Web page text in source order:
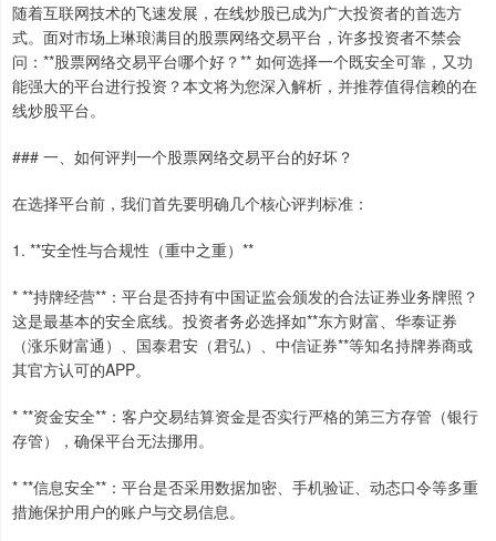
随着互联网技术的飞速发展，在线炒股已成为广大投资者的首选方
式。面对市场上琳琅满目的股票网络交易平台，许多投资者不禁会
问：**股票网络交易平台哪个好？** 如何选择一个既安全可靠，又功
能强大的平台进行投资？本文将为您深入解析，并推荐值得信赖的在
线炒股平台。
### 一、如何评判一个股票网络交易平台的好坏？
在选择平台前，我们首先要明确几个核心评判标准：
1. **安全性与合规性（重中之重）**
* **持牌经营**：平台是否持有中国证监会颁发的合法证券业务牌照？
这是最基本的安全底线。投资者务必选择如**东方财富、华泰证券
（涨乐财富通）、国泰君安（君弘）、中信证券**等知名持牌券商或
其官方认可的APP。
* **资金安全**：客户交易结算资金是否实行严格的第三方存管（银行
存管），确保平台无法挪用。
* **信息安全**：平台是否采用数据加密、手机验证、动态口令等多重
措施保护用户的账户与交易信息。